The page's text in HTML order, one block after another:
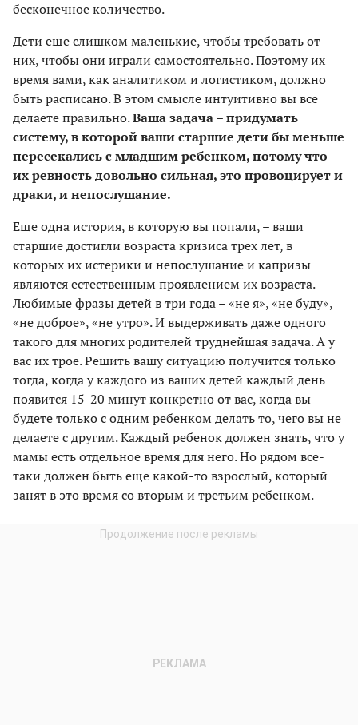
бесконечное количество.
Дети еще слишком маленькие, чтобы требовать от
них, чтобы они играли самостоятельно. Поэтому их
время вами, как аналитиком и логистиком, должно
быть расписано. В этом смысле интуитивно вы все
делаете правильно.Ваша задача – придумать
систему, в которой ваши старшие дети бы меньше
пересекались с младшим ребенком, потому что
их ревность довольно сильная, это провоцирует и
драки, и непослушание.
Еще одна история, в которую вы попали, – ваши
старшие достигли возраста кризиса трех лет, в
которых их истерики и непослушание и капризы
являются естественным проявлением их возраста.
Любимые фразы детей в три года – «не я», «не буду»,
«не доброе», «не утро». И выдерживать даже одного
такого для многих родителей труднейшая задача. А у
вас их трое. Решить вашу ситуацию получится только
тогда, когда у каждого из ваших детей каждый день
появится 15-20 минут конкретно от вас, когда вы
будете только с одним ребенком делать то, чего вы не
делаете с другим. Каждый ребенок должен знать, что у
мамы есть отдельное время для него. Но рядом все-
таки должен быть еще какой-то взрослый, который
занят в это время со вторым и третьим ребенком.